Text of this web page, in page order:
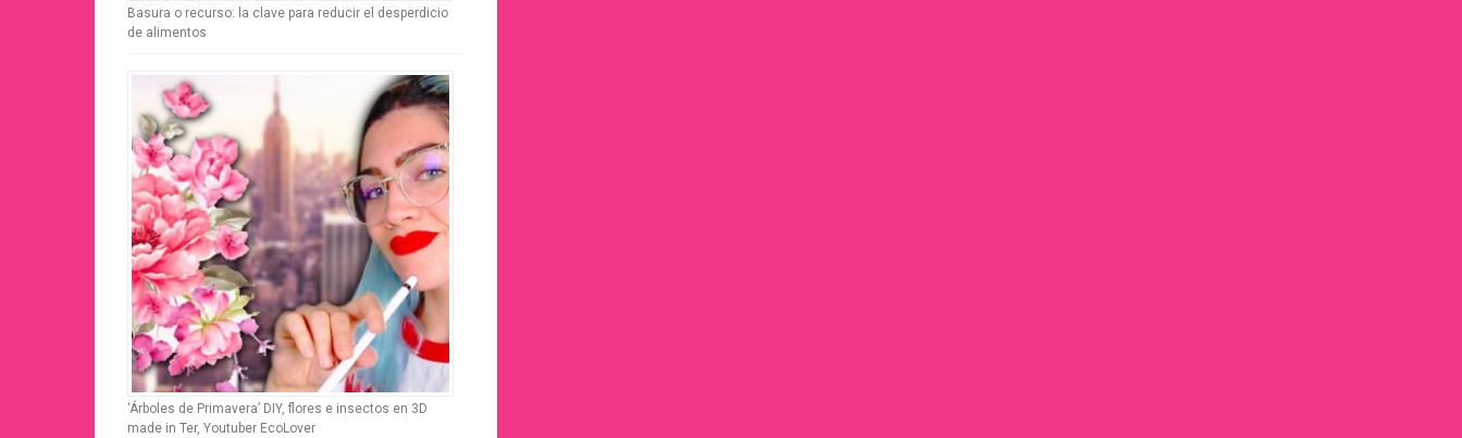
Basura o recurso: la clave para reducir el desperdicio
de alimentos
‘Árboles de Primavera’ DIY, flores e insectos en 3D
made in Ter, Youtuber EcoLover